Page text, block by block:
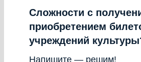
Сложности с
приобретением
учреждений
Напишите — решим!